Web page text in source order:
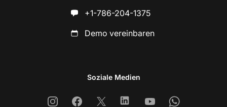
+1-786-204-1375
Demo vereinbaren
Soziale Medien
InstagramFacebook
X LinkedinYoutubeWhatsapp